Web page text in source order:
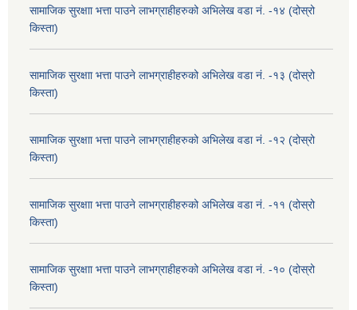
सामाजिक सुरक्षाा भत्ता पाउने लाभग्राहीहरुको अभिलेख वडा नं. -१४ (दोस्रो
किस्ता)
सामाजिक सुरक्षाा भत्ता पाउने लाभग्राहीहरुको अभिलेख वडा नं. -१३ (दोस्रो
किस्ता)
सामाजिक सुरक्षाा भत्ता पाउने लाभग्राहीहरुको अभिलेख वडा नं. -१२ (दोस्रो
किस्ता)
सामाजिक सुरक्षाा भत्ता पाउने लाभग्राहीहरुको अभिलेख वडा नं. -११ (दोस्रो
किस्ता)
सामाजिक सुरक्षाा भत्ता पाउने लाभग्राहीहरुको अभिलेख वडा नं. -१० (दोस्रो
किस्ता)